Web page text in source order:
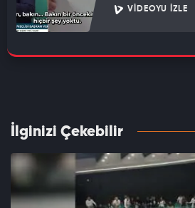
VIDEOYU İZLE
İlginizi Çekebilir